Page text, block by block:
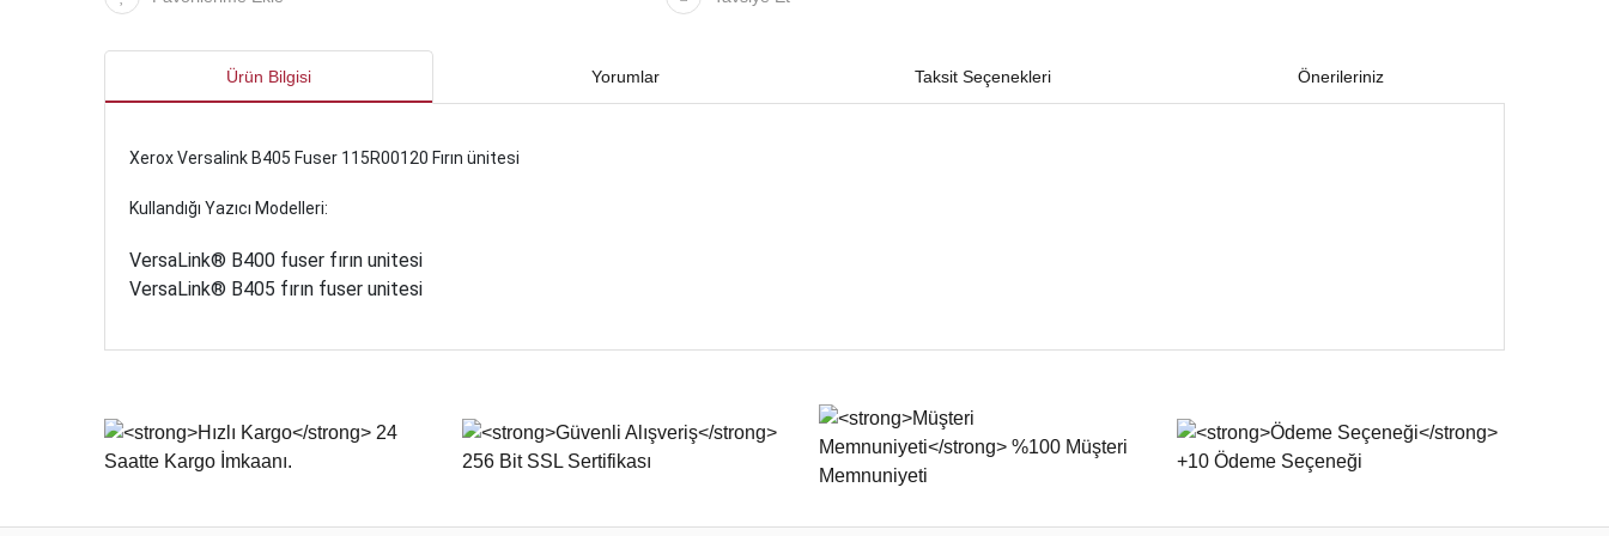
Ürün Bilgisi Yorumlar Taksit Seçenekleri Önerileriniz
Xerox Versalink B405 Fuser 115R00120 Fırın ünitesi
Kullandığı Yazıcı Modelleri:
VersaLink® B400 fuser fırın unitesi
VersaLink® B405 fırın fuser unitesi
Bu ürünün fiyat bilgisi, resim, ürün açıklamalarında ve diğer konularda yetersiz gördüğünüz noktaları öneri formunu kullanarak tarafımıza iletebilirsiniz.
Ürün resmi kalitesiz, bozuk veya görüntülenemiyor.
Ürün açıklamasında eksik bilgiler bulunuyor.